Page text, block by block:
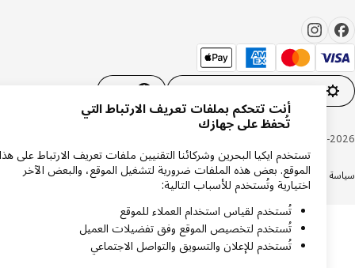
إعدادات ملفات تعريف الارتباط
Inter IKEA Systems B.V. 1999-
الخصوصيةسياسة الكوكيزالشروط والأحكام
أنت تتحكم بملفات تعريف الارتباط التي
تُحفظ على جهازك
تستخدم ايكيا البحرين وشركائنا التقنيين ملفات تعريف الارتباط على هذا
الموقع. بعض هذه الملفات ضرورية لتشغيل الموقع، والبعض الآخر
اختيارية وتُستخدم للأسباب التالية:
تُستخدم لقياس استخدام العملاء للموقع
تُستخدم لتخصيص الموقع وفق تفضيلات العميل
تُستخدم للإعلان والتسويق والتواصل الاجتماعي